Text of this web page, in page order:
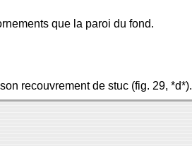
que la paroi du fond.
recouvrement de stuc (fig. 29, *d*).